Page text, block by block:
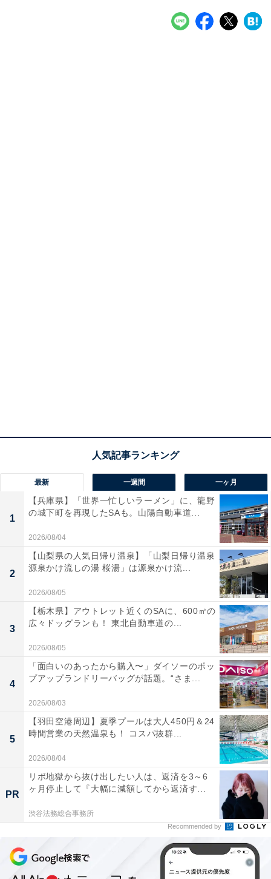
最新 一週間 一ヶ月
1
【兵庫県】「世界一忙しいラーメン」に、龍野
の城下町を再現したSAも。山陽自動車道...
2026/08/04
2
【山梨県の人気日帰り温泉】「山梨日帰り温泉
源泉かけ流しの湯 桜湯」は源泉かけ流...
2026/08/05
3
【栃木県】アウトレット近くのSAに、600㎡の
広々ドッグランも！ 東北自動車道の...
2026/08/05
4
「面白いのあったから購入〜」ダイソーのポッ
プアップランドリーバッグが話題。“さま...
2026/08/03
5
【羽田空港周辺】夏季プールは大人450円＆24
時間営業の天然温泉も！ コスパ抜群...
2026/08/04
PR
リボ地獄から抜け出したい人は、返済を3～6
ヶ月停止して『大幅に減額してから返済す...
渋谷法務総合事務所
Recommended by